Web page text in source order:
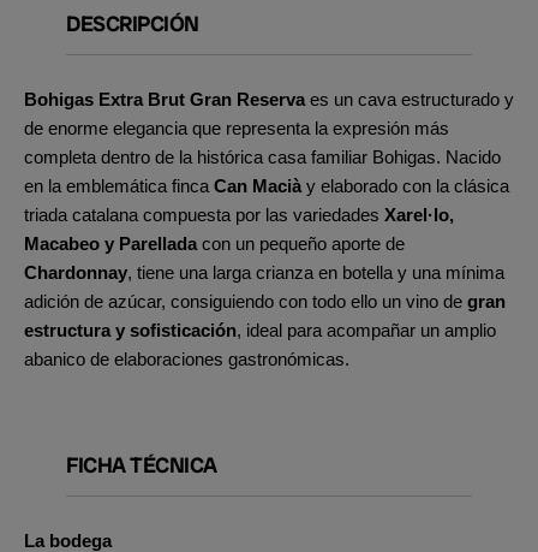
DESCRIPCIÓN
Bohigas Extra Brut Gran Reserva es un cava estructurado y
de enorme elegancia que representa la expresión más
completa dentro de la histórica casa familiar Bohigas. Nacido
en la emblemática finca Can Macià y elaborado con la clásica
triada catalana compuesta por las variedades Xarel·lo,
Macabeo y Parellada con un pequeño aporte de
Chardonnay, tiene una larga crianza en botella y una mínima
adición de azúcar, consiguiendo con todo ello un vino de gran
estructura y sofisticación, ideal para acompañar un amplio
abanico de elaboraciones gastronómicas.
FICHA TÉCNICA
La bodega